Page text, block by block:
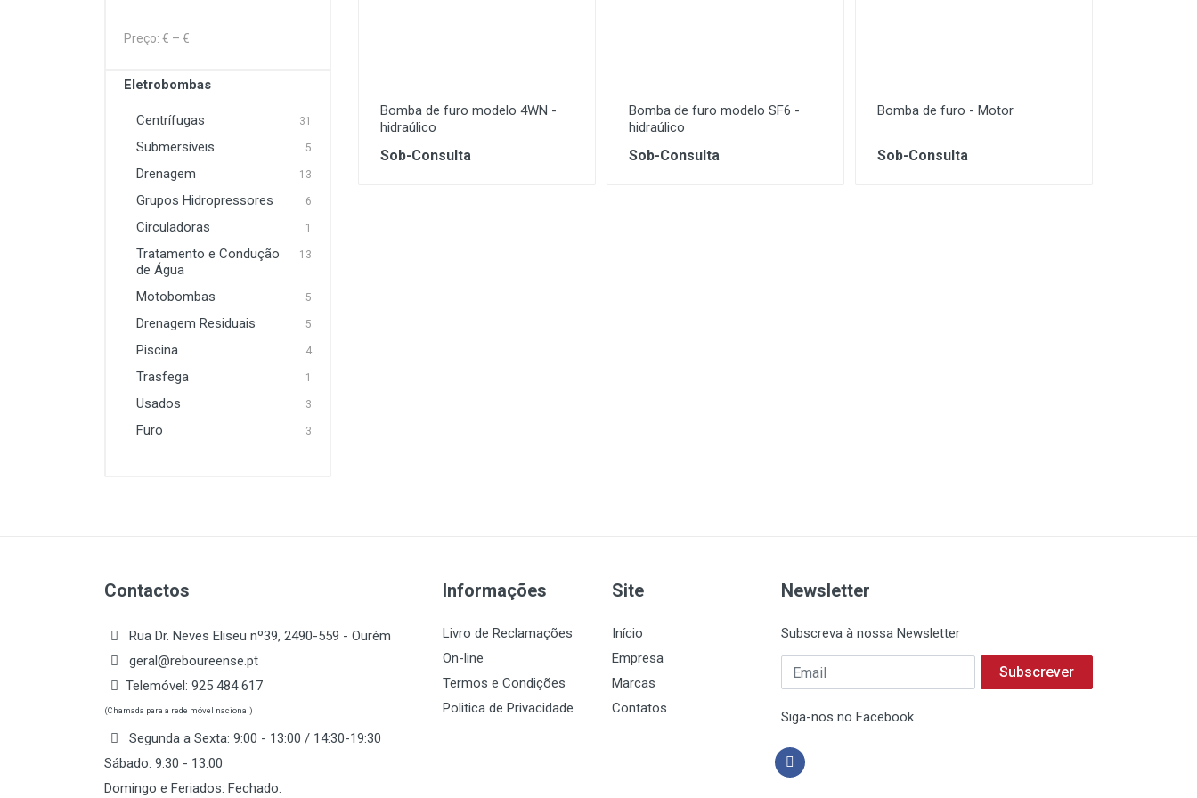
Preço: € – €
Eletrobombas
Centrífugas 31
Submersíveis 5
Drenagem 13
Grupos Hidropressores 6
Circuladoras 1
Tratamento e Condução
de Água
13
Motobombas 5
Drenagem Residuais 5
Piscina 4
Trasfega 1
Usados 3
Furo 3
Bomba de furo modelo 4WN -
hidraúlico
Sob-Consulta
Bomba de furo modelo SF6 -
hidraúlico
Sob-Consulta
Bomba de furo - Motor
Sob-Consulta
Contactos
Rua Dr. Neves Eliseu nº39, 2490-559 - Ourém
geral@reboureense.pt
Telemóvel: 925 484 617
(Chamada para a rede móvel nacional)
Segunda a Sexta: 9:00 - 13:00 / 14:30-19:30
Sábado: 9:30 - 13:00
Domingo e Feriados: Fechado.
Informações
Livro de Reclamações
On-line
Termos e Condições
Politica de Privacidade
Site
Início
Empresa
Marcas
Contatos
Newsletter
Subscreva à nossa Newsletter
Subscrever
Siga-nos no Facebook